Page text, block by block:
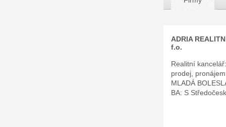
ADRIA
f.o.
Realitní
prodej,
MLADÁ
BA: S